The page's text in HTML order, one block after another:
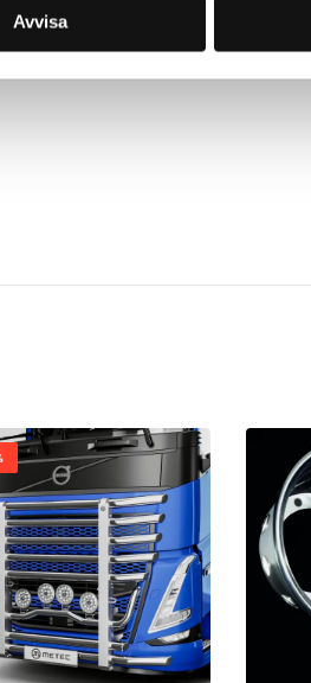
Avvisa
montering utan åverkan på fordonet.